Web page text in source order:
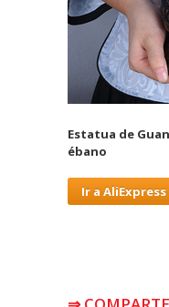
Estatua de
ébano
Ir a AliExpress